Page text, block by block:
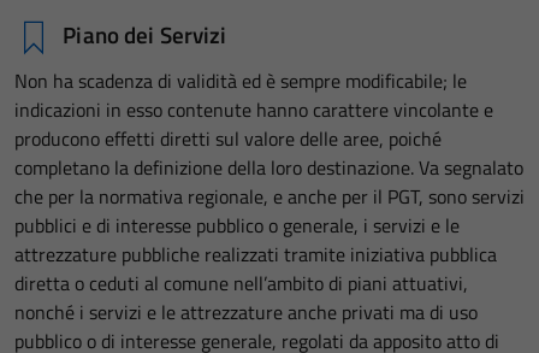
Piano dei Servizi
Non ha scadenza di validità ed è sempre modificabile; le
indicazioni in esso contenute hanno carattere vincolante e
producono effetti diretti sul valore delle aree, poiché
completano la definizione della loro destinazione. Va segnalato
che per la normativa regionale, e anche per il PGT, sono servizi
pubblici e di interesse pubblico o generale, i servizi e le
attrezzature pubbliche realizzati tramite iniziativa pubblica
diretta o ceduti al comune nell’ambito di piani attuativi,
nonché i servizi e le attrezzature anche privati ma di uso
pubblico o di interesse generale, regolati da apposito atto di